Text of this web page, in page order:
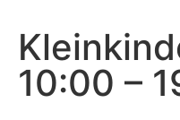
10:00 –